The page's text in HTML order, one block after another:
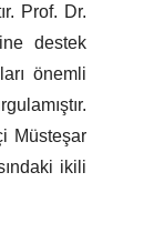
Prof. Dr.
destek
önemli
Müsteşar
ikili